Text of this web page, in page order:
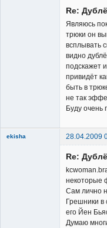
Re:
Являюсь
трюки он
всплывать
видно
подскажет
привидёт
быть в
не так
Буду очень
ekisha 28.04.2009
Re:
некоторые
Сам лично
Грешники в
его Йен
Думаю